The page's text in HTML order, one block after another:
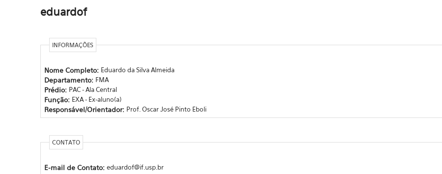
eduardof
INFORMAÇÕES
Nome Completo: Eduardo da Silva Almeida
Departamento: FMA
Prédio: PAC - Ala Central
Função: EXA - Ex-aluno(a)
Responsável/Orientador: Prof. Oscar José Pinto Eboli
CONTATO
E-mail de Contato: eduardof@if.usp.br